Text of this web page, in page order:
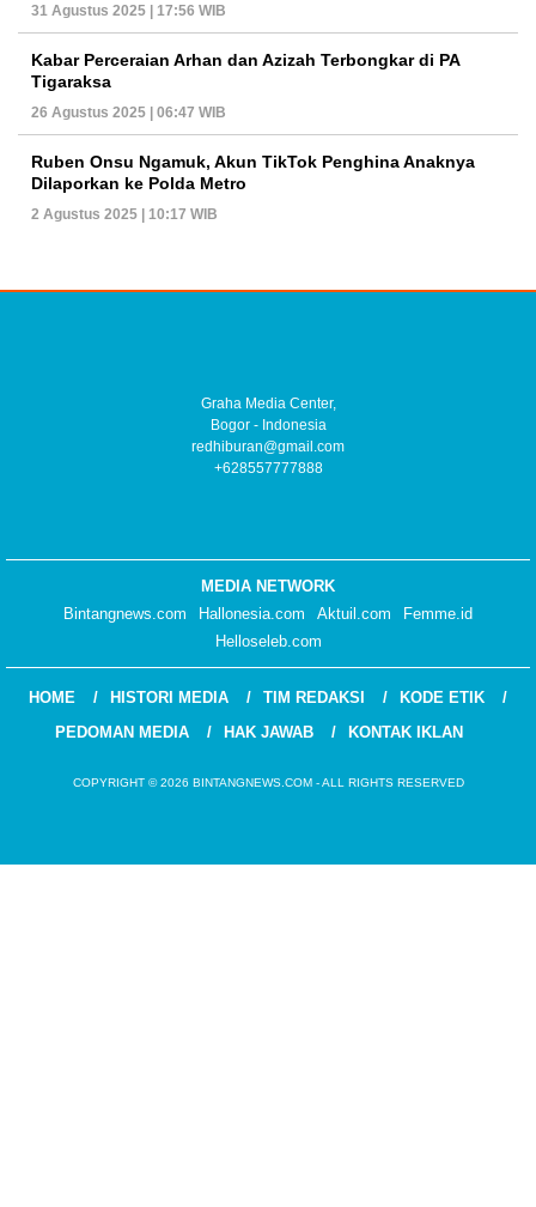
31 Agustus 2025 | 17:56 WIB
Kabar Perceraian Arhan dan Azizah Terbongkar di PA
Tigaraksa
26 Agustus 2025 | 06:47 WIB
Ruben Onsu Ngamuk, Akun TikTok Penghina Anaknya
Dilaporkan ke Polda Metro
2 Agustus 2025 | 10:17 WIB
Graha Media Center,
Bogor - Indonesia
redhiburan@gmail.com
+628557777888
MEDIA NETWORK
Bintangnews.com
Hallonesia.com Aktuil.com
Femme.id
Helloseleb.com
HOME HISTORI MEDIA TIM REDAKSI
KODE ETIK
PEDOMAN MEDIA
HAK JAWAB KONTAK IKLAN
COPYRIGHT © 2026 BINTANGNEWS.COM - ALL RIGHTS RESERVED